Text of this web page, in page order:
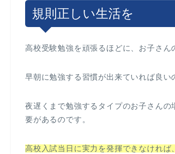
規則正しい生活を
高校受験勉強を頑張るほどに、お子さん
早朝に勉強する習慣が出来ていれば良い
夜遅くまで勉強するタイプのお子さん
要があるのです。
高校入試当日に実力を発揮できなけれ